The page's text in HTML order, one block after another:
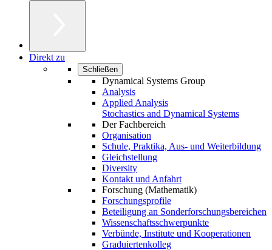
Direkt zu
Schließen
Dynamical Systems Group
Analysis
Applied Analysis
Stochastics and Dynamical Systems
Der Fachbereich
Organisation
Schule, Praktika, Aus- und Weiterbildung
Gleichstellung
Diversity
Kontakt und Anfahrt
Forschung (Mathematik)
Forschungsprofile
Beteiligung an Sonderforschungsbereichen
Wissenschaftsschwerpunkte
Verbünde, Institute und Kooperationen
Graduiertenkolleg